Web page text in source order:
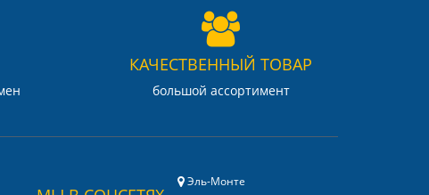
КАЧЕСТВЕННЫЙ ТОВАР
большой ассортимент
Эль-Монте